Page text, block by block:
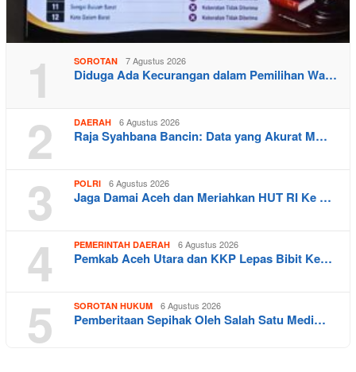
1 SOROTAN 7 Agustus 2026
Diduga Ada Kecurangan dalam Pemilihan Wa…
2 DAERAH 6 Agustus 2026
Raja Syahbana Bancin: Data yang Akurat M…
3 POLRI 6 Agustus 2026
Jaga Damai Aceh dan Meriahkan HUT RI Ke …
4 PEMERINTAH DAERAH 6 Agustus 2026
Pemkab Aceh Utara dan KKP Lepas Bibit Ke…
5 SOROTAN HUKUM 6 Agustus 2026
Pemberitaan Sepihak Oleh Salah Satu Medi…